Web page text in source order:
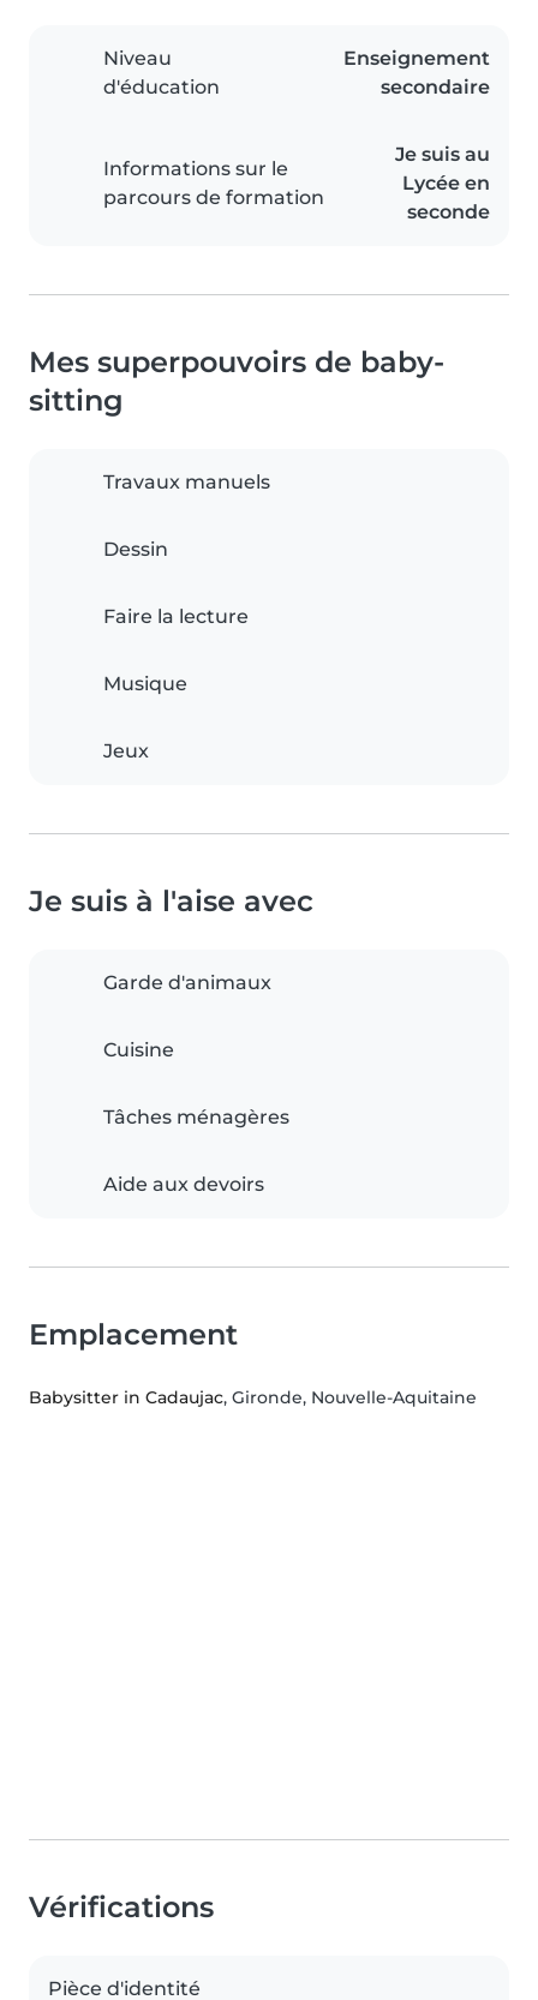
Niveau
d'éducation
Enseignement
secondaire
Informations sur le
parcours de formation
Je suis au
Lycée en
seconde
Mes superpouvoirs de baby-
sitting
Travaux manuels
Dessin
Faire la lecture
Musique
Jeux
Je suis à l'aise avec
Garde d'animaux
Cuisine
Tâches ménagères
Aide aux devoirs
Emplacement
Babysitter in Cadaujac, Gironde, Nouvelle-Aquitaine
Vérifications
Pièce d'identité